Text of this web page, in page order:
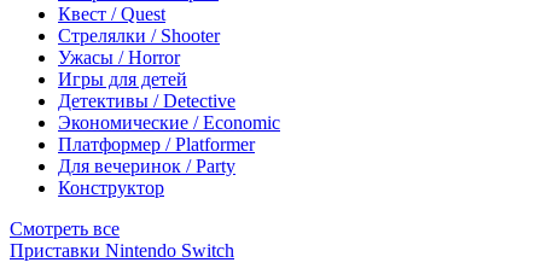
Квест / Quest
Стрелялки / Shooter
Ужасы / Horror
Игры для детей
Детективы / Detective
Экономические / Economic
Платформер / Platformer
Для вечеринок / Party
Конструктор
Смотреть все
Приставки Nintendo Switch